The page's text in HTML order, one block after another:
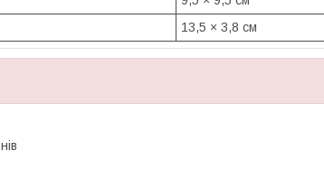
13,5 × 3,8 см